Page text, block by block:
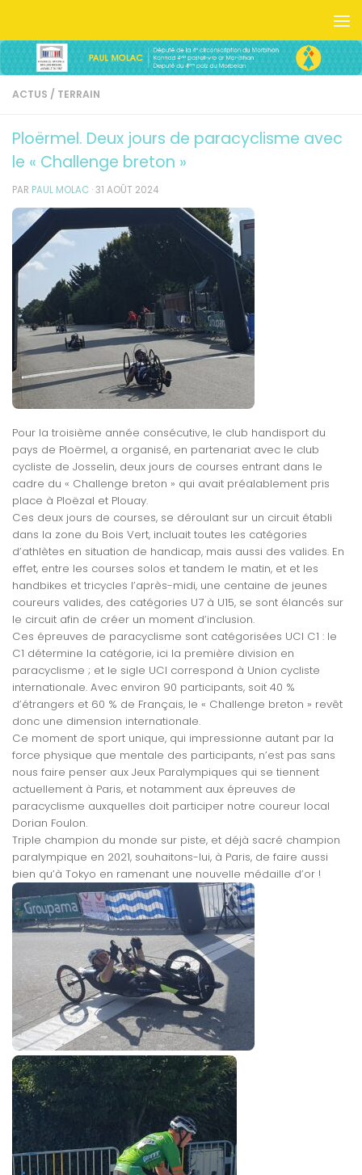
ACTUS / TERRAIN
Ploërmel. Deux jours de paracyclisme avec
le « Challenge breton »
PAR PAUL MOLAC ·31 AOÛT 2024
Pour la troisième année consécutive, le club handisport du
pays de Ploërmel, a organisé, en partenariat avec le club
cycliste de Josselin, deux jours de courses entrant dans le
cadre du « Challenge breton » qui avait préalablement pris
place à Ploëzal et Plouay.
Ces deux jours de courses, se déroulant sur un circuit établi
dans la zone du Bois Vert, incluait toutes les catégories
d’athlètes en situation de handicap, mais aussi des valides. En
effet, entre les courses solos et tandem le matin, et et les
handbikes et tricycles l’après-midi, une centaine de jeunes
coureurs valides, des catégories U7 à U15, se sont élancés sur
le circuit afin de créer un moment d’inclusion.
Ces épreuves de paracyclisme sont catégorisées UCI C1 : le
C1 détermine la catégorie, ici la première division en
paracyclisme ; et le sigle UCI correspond à Union cycliste
internationale. Avec environ 90 participants, soit 40 %
d’étrangers et 60 % de Français, le « Challenge breton » revêt
donc une dimension internationale.
Ce moment de sport unique, qui impressionne autant par la
force physique que mentale des participants, n’est pas sans
nous faire penser aux Jeux Paralympiques qui se tiennent
actuellement à Paris, et notamment aux épreuves de
paracyclisme auxquelles doit participer notre coureur local
Dorian Foulon.
Triple champion du monde sur piste, et déjà sacré champion
paralympique en 2021, souhaitons-lui, à Paris, de faire aussi
bien qu’à Tokyo en ramenant une nouvelle médaille d’or !